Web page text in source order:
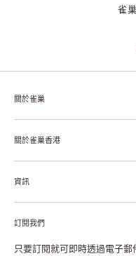
雀
關於雀巢
雀巢集團起源於1866年的瑞
幸福生活」企業。雀巢的目標
關於雀巢香港
關於雀巢香港
雀巢香港創造共享價值
聯絡我們
私隱聲明
註冊NESCAFÉ® Dolce
資訊
付款及送貨
退貨或更換
常見問題
訂閱我們
只要訂閱就可即時透過電子